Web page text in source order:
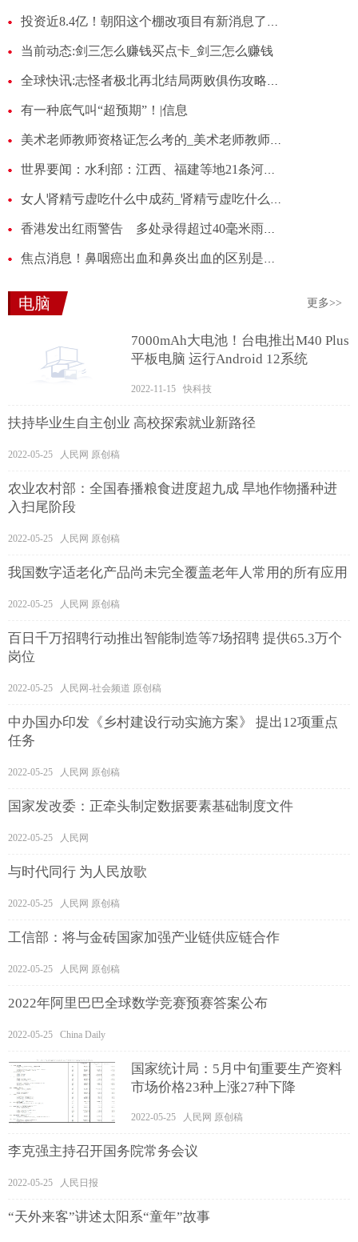
投资近8.4亿！朝阳这个棚改项目有新消息了！-焦点信息
当前动态:剑三怎么赚钱买点卡_剑三怎么赚钱
全球快讯:志怪者极北再北结局两败俱伤攻略一览
有一种底气叫“超预期”！|信息
美术老师教师资格证怎么考的_美术老师教师资格证怎么考
世界要闻：水利部：江西、福建等地21条河流发生超警以上洪水
女人肾精亏虚吃什么中成药_肾精亏虚吃什么中成药
香港发出红雨警告 多处录得超过40毫米雨量_天天新消息
焦点消息！鼻咽癌出血和鼻炎出血的区别是什么_鼻咽癌出血和鼻炎出血的区别
电脑 更多>>
7000mAh大电池！台电推出M40 Plus
平板电脑 运行Android 12系统
2022-11-15 快科技
扶持毕业生自主创业 高校探索就业新路径
2022-05-25 人民网 原创稿
农业农村部：全国春播粮食进度超九成 旱地作物播种进
入扫尾阶段
2022-05-25 人民网 原创稿
我国数字适老化产品尚未完全覆盖老年人常用的所有应用
2022-05-25 人民网 原创稿
百日千万招聘行动推出智能制造等7场招聘 提供65.3万个
岗位
2022-05-25 人民网-社会频道 原创稿
中办国办印发《乡村建设行动实施方案》 提出12项重点
任务
2022-05-25 人民网 原创稿
国家发改委：正牵头制定数据要素基础制度文件
2022-05-25 人民网
与时代同行 为人民放歌
2022-05-25 人民网 原创稿
工信部：将与金砖国家加强产业链供应链合作
2022-05-25 人民网 原创稿
2022年阿里巴巴全球数学竞赛预赛答案公布
2022-05-25 China Daily
国家统计局：5月中旬重要生产资料
市场价格23种上涨27种下降
2022-05-25 人民网 原创稿
李克强主持召开国务院常务会议
2022-05-25 人民日报
“天外来客”讲述太阳系“童年”故事